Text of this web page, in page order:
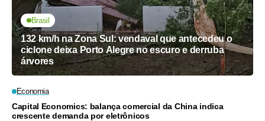
Brasil
132 km/h na Zona Sul: vendaval que antecedeu o
ciclone deixa Porto Alegre no escuro e derruba
árvores
Economia
Capital Economics: balança comercial da China indica
crescente demanda por eletrônicos